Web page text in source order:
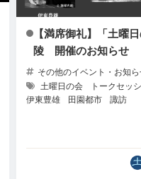
【満席御礼】「土曜
陵 開催のお知らせ
その他のイベント・お知ら
土曜日の会
トークセッ
伊東豊雄
田園都市 諏訪